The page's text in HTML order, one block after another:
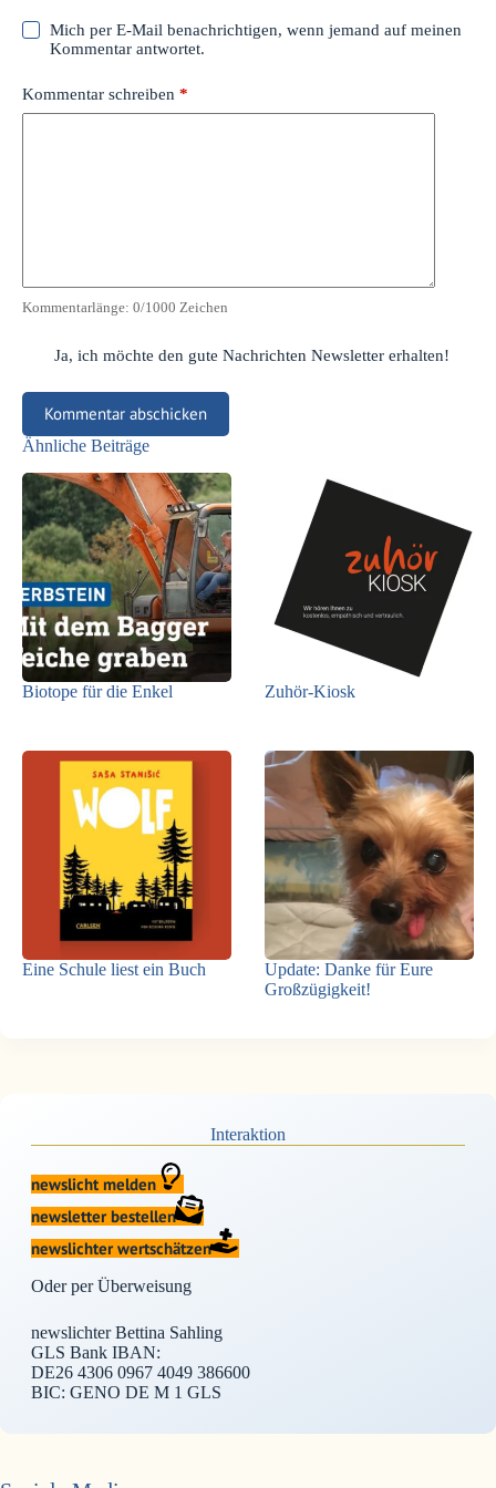
Mich per E-Mail benachrichtigen, wenn jemand auf meinen
Kommentar antwortet.
Kommentar schreiben *
Kommentarlänge: 0/1000 Zeichen
Ja, ich möchte den gute Nachrichten Newsletter erhalten!
Kommentar abschicken
Ähnliche Beiträge
Biotope für die Enkel Zuhör-Kiosk
Eine Schule liest ein Buch
Update: Danke für Eure
Großzügigkeit!
Interaktion
newslicht melden
newsletter bestellen
newslichter wertschätzen
Oder per Überweisung
newslichter Bettina Sahling
GLS Bank IBAN:
DE26 4306 0967 4049 386600
BIC: GENO DE M 1 GLS